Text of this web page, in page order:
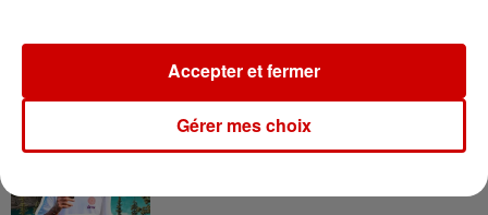
Aménager un school bus au
Canada et accueillir les bleus à
Gérer mes choix
Accepter et fermer